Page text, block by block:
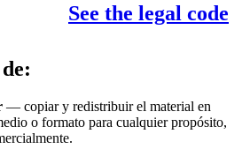
See the legal code
— copiar y redistribuir el material en
o formato para cualquier propósito,